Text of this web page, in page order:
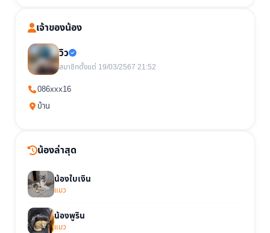
เจ้าของน้อง
วิว
สมาชิกตั้งแต่ 19/03/2567 21:52
086xxx16
บ้าน
น้องล่าสุด
น้องใบเงิน
แมว
น้องพูริน
แมว